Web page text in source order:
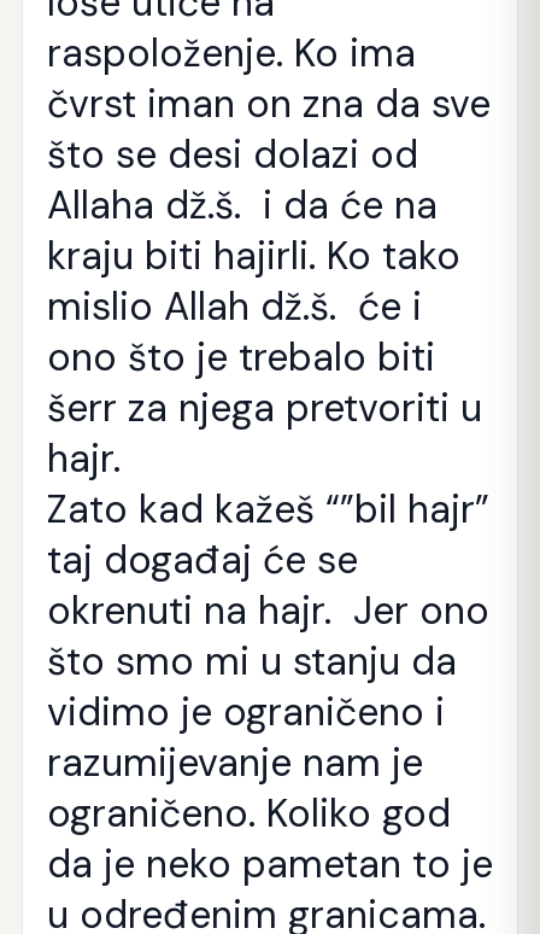
raspoloženje. Ko ima
čvrst iman on zna da sve
što se desi dolazi od
Allaha dž.š. i da će na
kraju biti hajirli. Ko tako
mislio Allah dž.š. će i
ono što je trebalo biti
šerr za njega pretvoriti u
hajr.
Zato kad kažeš “”bil hajr”
taj događaj će se
okrenuti na hajr. Jer ono
što smo mi u stanju da
vidimo je ograničeno i
razumijevanje nam je
ograničeno. Koliko god
da je neko pametan to je
u određenim granicama.